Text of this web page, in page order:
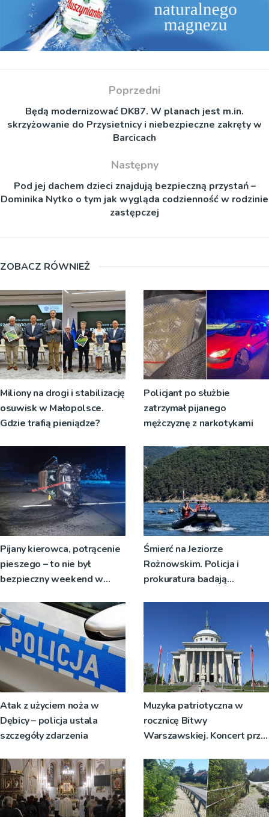
Poprzedni
Będą modernizować DK87. W planach jest m.in.
skrzyżowanie do Przysietnicy i niebezpieczne zakręty w
Barcicach
Następny
Pod jej dachem dzieci znajdują bezpieczną przystań –
Dominika Nytko o tym jak wygląda codzienność w rodzinie
zastępczej
ZOBACZ RÓWNIEŻ
Miliony na drogi i stabilizację
osuwisk w Małopolsce.
Gdzie trafią pieniądze?
Policjant po służbie
zatrzymał pijanego
mężczyznę z narkotykami
Pijany kierowca, potrącenie
pieszego – to nie był
bezpieczny weekend w
Śmierć na Jeziorze
Rożnowskim. Policja i
prokuratura badają
Atak z użyciem noża w
Dębicy – policja ustala
szczegóły zdarzenia
Muzyka patriotyczna w
rocznicę Bitwy
Warszawskiej. Koncert przy